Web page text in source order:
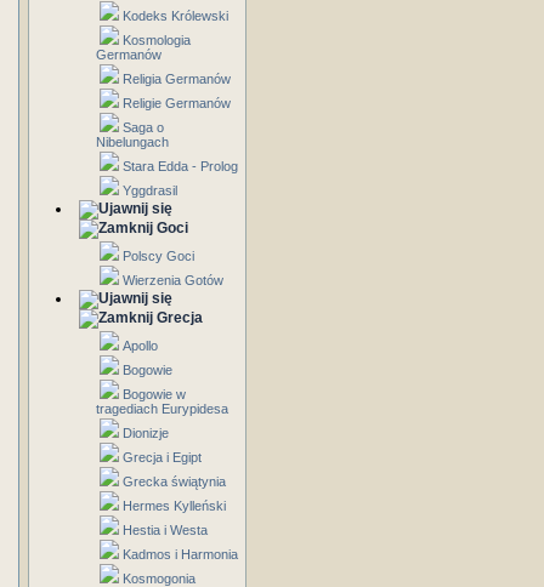
Kodeks Królewski
Kosmologia
Germanów
Religia Germanów
Religie Germanów
Saga o
Nibelungach
Stara Edda - Prolog
Yggdrasil
Goci
Polscy Goci
Wierzenia Gotów
Grecja
Apollo
Bogowie
Bogowie w
tragediach Eurypidesa
Dionizje
Grecja i Egipt
Grecka świątynia
Hermes Kylleński
Hestia i Westa
Kadmos i Harmonia
Kosmogonia